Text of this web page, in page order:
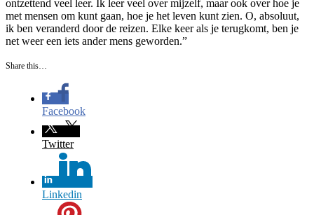
ontzettend veel leer. Ik leer veel over mijzelf, maar ook over hoe je
met mensen om kunt gaan, hoe je het leven kunt zien. O, absoluut,
ik ben veranderd door de reizen. Elke keer als je terugkomt, ben je
net weer een iets ander mens geworden.”
Share this…
Facebook
Twitter
Linkedin